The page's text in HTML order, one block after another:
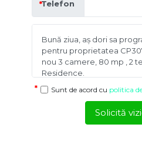
Telefon
Sunt de acord cu politica
Solicită